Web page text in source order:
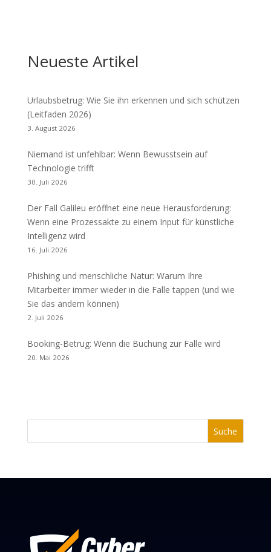
Neueste Artikel
Urlaubsbetrug: Wie Sie ihn erkennen und sich schützen
(Leitfaden 2026)
3. August 2026
Niemand ist unfehlbar: Wenn Bewusstsein auf
Technologie trifft
30. Juli 2026
Der Fall Galileu eröffnet eine neue Herausforderung:
Wenn eine Prozessakte zu einem Input für künstliche
Intelligenz wird
16. Juli 2026
Phishing und menschliche Natur: Warum Ihre
Mitarbeiter immer wieder in die Falle tappen (und wie
Sie das ändern können)
2. Juli 2026
Booking-Betrug: Wenn die Buchung zur Falle wird
20. Mai 2026
Suche